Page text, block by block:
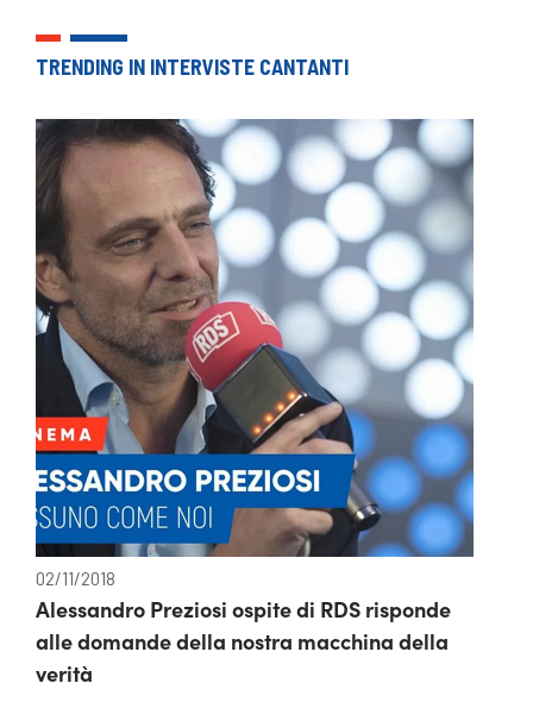
TRENDING IN INTERVISTE CANTANTI
02/11/2018
Alessandro Preziosi ospite di RDS risponde
alle domande della nostra macchina della
verità